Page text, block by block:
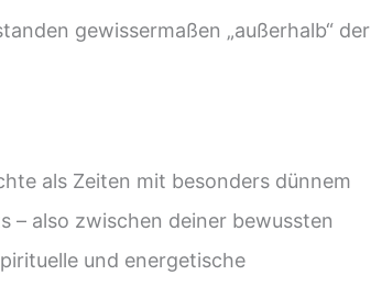
gewissermaßen „außerhalb“ der
als Zeiten mit besonders dünnem
– also zwischen deiner bewussten
und energetische